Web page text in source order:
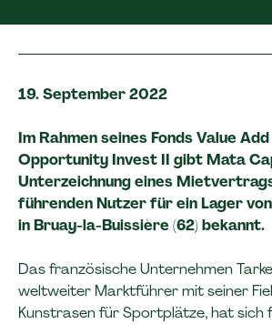
19. September 2022
Im Rahmen seines Fonds Value
Opportunity Invest II gibt Mata
Unterzeichnung eines
führenden Nutzer für ein Lager
in Bruay-la-Buissière (62) bekannt.
Das französische Unternehmen
weltweiter Marktführer mit seiner
Kunstrasen für Sportplätze, hat sich